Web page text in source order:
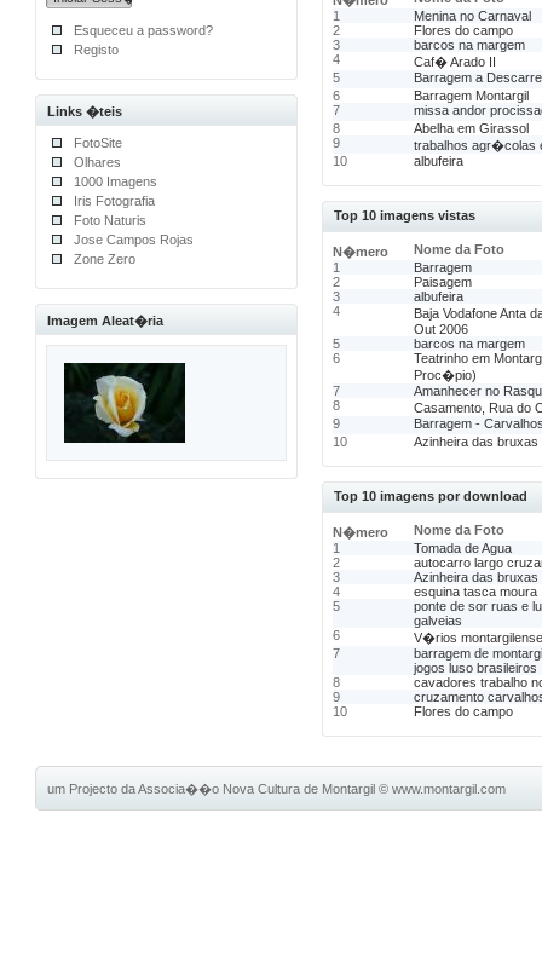
Esqueceu a password?
Registo
Links �teis
FotoSite
Olhares
1000 Imagens
Iris Fotografia
Foto Naturis
Jose Campos Rojas
Zone Zero
Imagem Aleat�ria
1
Menina no Carnaval
2
Flores do campo
3
barcos na margem
4
Caf� Arado II
5
Barragem a
6
Barragem Montargil
7
missa andor
8
Abelha em Girassol
9
trabalhos agr�colas
10
albufeira
Top 10 imagens vistas
N�mero
Nome da Foto
1
Barragem
2
Paisagem
3
albufeira
4
Baja Vodafone Anta
Out 2006
5
barcos na margem
6
Teatrinho em
Proc�pio)
7
Amanhecer no
8
Casamento, Rua do
9
Barragem -
10
Azinheira das bruxas
Top 10 imagens por download
N�mero
Nome da Foto
1
Tomada de Agua
2
autocarro largo
3
Azinheira das bruxas
4
esquina tasca moura
5
ponte de sor ruas e
galveias
6
V�rios
7
barragem de
jogos luso brasileiros
8
cavadores trabalho
9
cruzamento
10
Flores do campo
um Projecto da Associa��o Nova Cultura de Montargil©www.montargil.com